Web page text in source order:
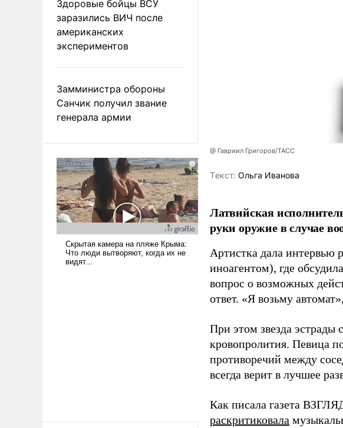
Здоровые бойцы ВСУ
заразились ВИЧ после
американских
экспериментов
Замминистра обороны
Санчик получил звание
генерала армии
@ Гавриил Григоров/ТАСС
Tекст: Ольга Иванова
Латвийская
руки оружие в случае
Артистка дала интервью
иноагентом), где
вопрос о возможных
ответ. «Я возьму
При этом звезда эстрады
кровопролития. Певица
противоречий между
всегда верит в лучшее
Как писала газета
раскритиковала